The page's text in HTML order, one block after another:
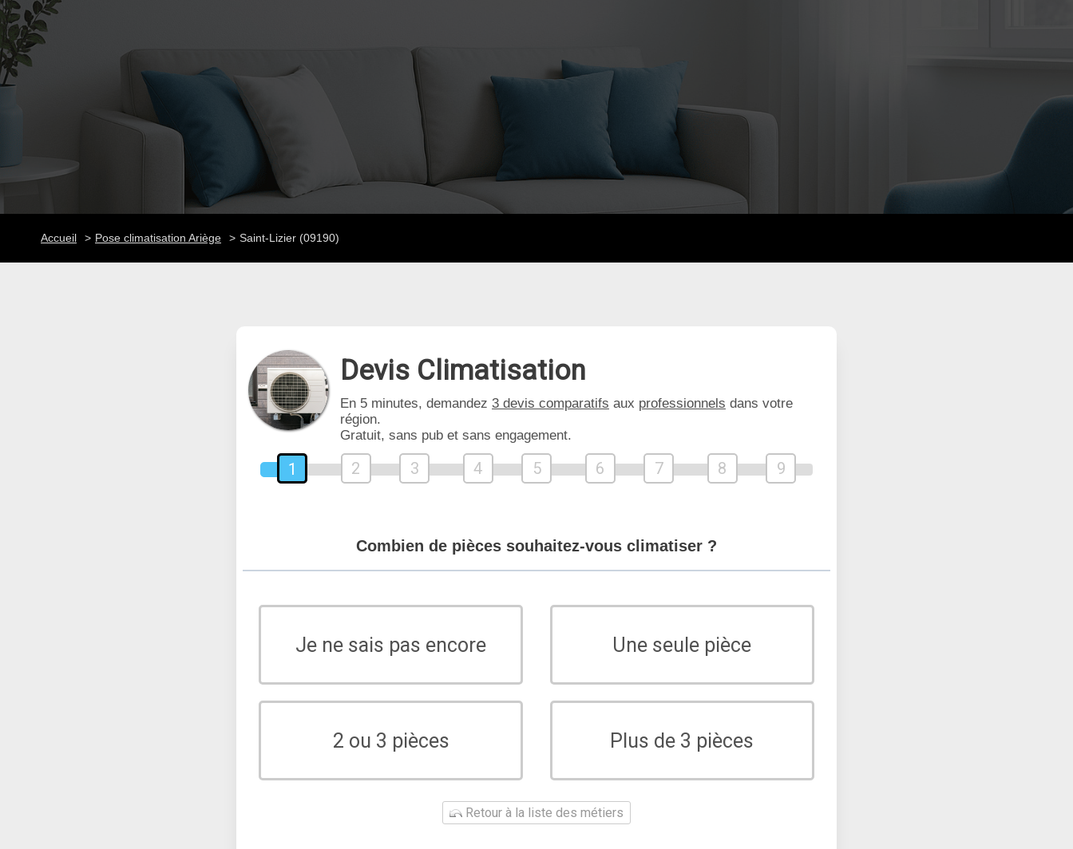
Accueil Pose climatisation Ariège Saint-Lizier (09190)
Devis Climatisation
En 5 minutes, demandez 3 devis comparatifs aux professionnels dans votre
région.
Gratuit, sans pub et sans engagement.
1 2 3 4 5 6 7 8 9
Combien de pièces souhaitez-vous climatiser ?
Je ne sais pas encore Une seule pièce
2 ou 3 pièces Plus de 3 pièces
Retour à la liste des métiers